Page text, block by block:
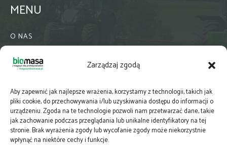
Zarządzaj zgodą
Aby zapewnić jak najlepsze wrażenia, korzystamy z technologii, takich jak
pliki cookie, do przechowywania i/lub uzyskiwania dostępu do informacji o
urządzeniu. Zgoda na te technologie pozwoli nam przetwarzać dane, takie
jak zachowanie podczas przeglądania lub unikalne identyfikatory na tej
stronie. Brak wyrażenia zgody lub wycofanie zgody może niekorzystnie
wpłynąć na niektóre cechy i funkcje.
MENU
O NAS
WSPÓŁPRACA
PRENUMERATA
NEWSLETTER
MAPY